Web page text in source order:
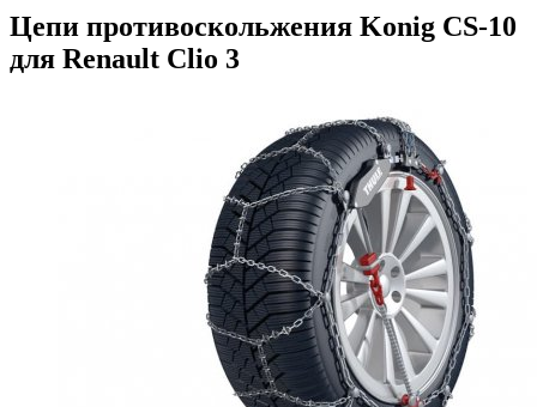
Цепи противоскольжения Konig CS-10
для Renault Clio 3